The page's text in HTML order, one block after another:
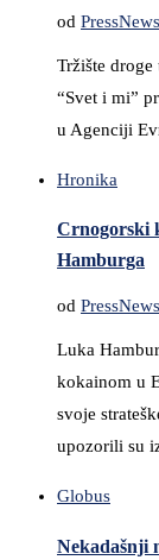
od PressNews
Tržište
“Svet i mi”
u Agenciji
Hronika
Crnogorski
Hamburga
od PressNews
Luka
kokainom u
svoje
upozorili su
Globus
Nekadašnji